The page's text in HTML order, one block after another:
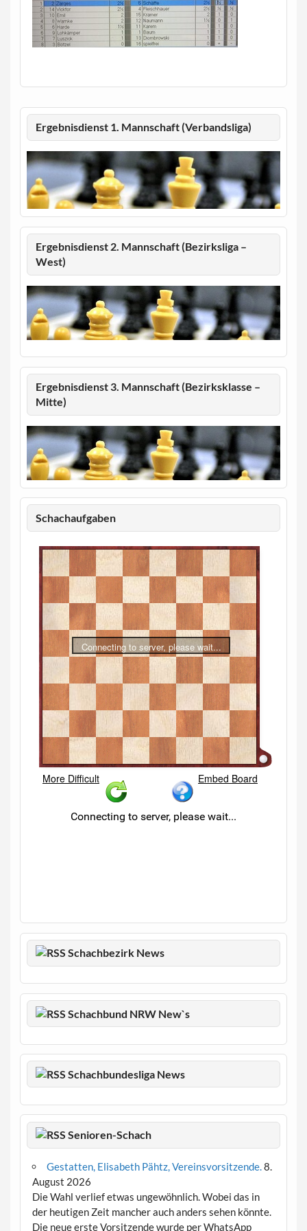
Ergebnisdienst 1. Mannschaft (Verbandsliga)
Ergebnisdienst 2. Mannschaft (Bezirksliga –
West)
Ergebnisdienst 3. Mannschaft (Bezirksklasse –
Mitte)
Schachaufgaben
Schachbezirk News
Schachbund NRW New`s
Schachbundesliga News
Senioren-Schach
Gestatten, Elisabeth Pähtz, Vereinsvorsitzende.8.
August 2026
Die Wahl verlief etwas ungewöhnlich. Wobei das in
der heutigen Zeit mancher auch anders sehen könnte.
Die neue erste Vorsitzende wurde per WhatsApp